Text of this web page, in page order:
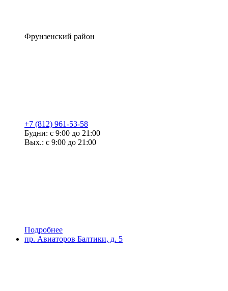
Фрунзенский район
+7 (812) 961-53-58
Будни: с 9:00 до 21:00
Вых.: с 9:00 до 21:00
Подробнее
пр. Авиаторов Балтики, д. 5